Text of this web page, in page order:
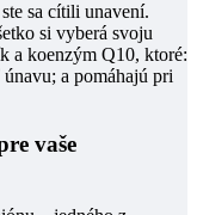
sa cítili unavení.
si vyberá svoju
a koenzým Q10, ktoré:
a pomáhajú pri
vaše